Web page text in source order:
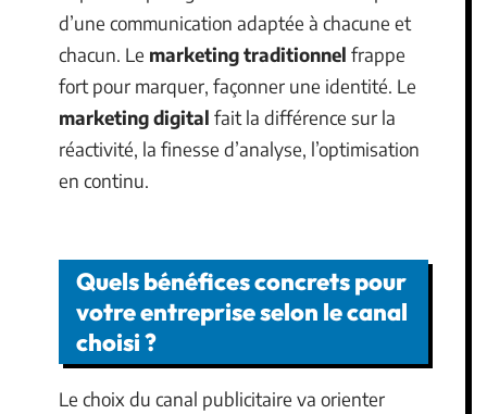
d’une communication adaptée à chacune et
chacun. Le marketing traditionnel frappe
fort pour marquer, façonner une identité. Le
marketing digital fait la différence sur la
réactivité, la finesse d’analyse, l’optimisation
en continu.
Quels bénéfices concrets pour
votre entreprise selon le canal
choisi ?
Le choix du canal publicitaire va orienter